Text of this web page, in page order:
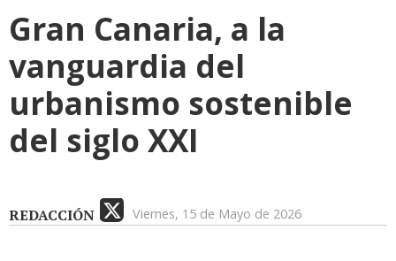
Gran Canaria, a la
vanguardia del
urbanismo sostenible
del siglo XXI
REDACCIÓN Viernes, 15 de Mayo de 2026